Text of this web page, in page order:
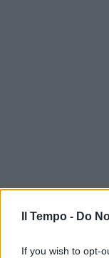
Il Tempo - Do
If you wish to opt-